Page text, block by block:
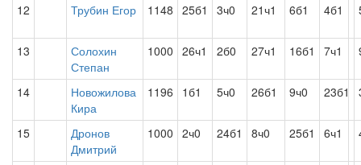
12 Трубин Егор 1148 25б1 3ч0 21ч1 6б1 4б1
13
Солохин
Степан
1000 26ч1 2б0 27ч1 16б1 7ч1
14
Новожилова
Кира
1196 1б1 5ч0 26б1 9ч0 23б1
15
Дронов
Дмитрий
1000 2ч0 24б1 8ч0 25б1 6ч1